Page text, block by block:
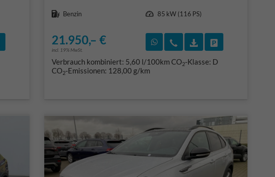
an (PDF)
Fahrzeug parken
Benzin
85 kW (116 PS)
21.950,– €
incl. 19% MwSt.
Rückruf vereinbaren
Wir rufen Sie an
Fahrzeugexposé
Verbrauch kombiniert: 5,60 l/100kmCO2-Klasse: D
CO2-Emissionen: 128,00 g/km